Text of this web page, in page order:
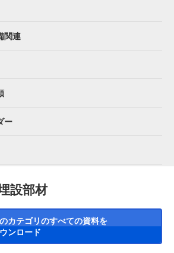
関連
ー
設部材
カテゴリのすべての資料を
ンロード